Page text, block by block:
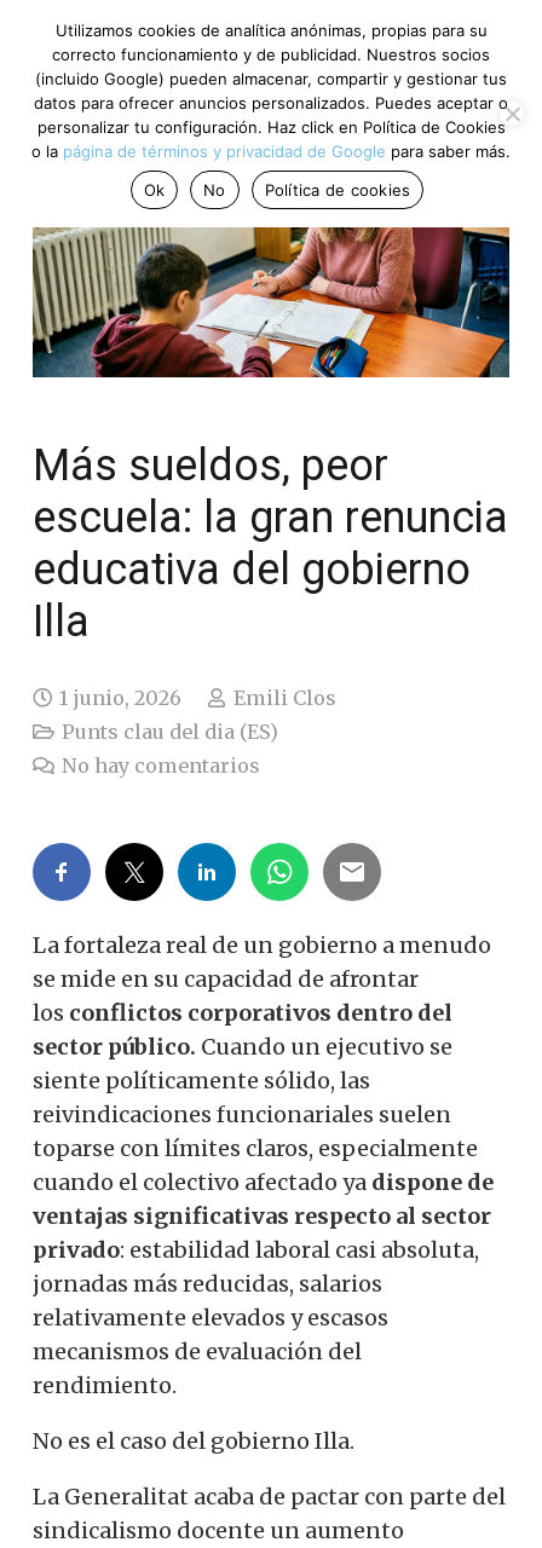
Más sueldos, peor
escuela: la gran renuncia
educativa del gobierno
Illa
1 junio, 2026
Emili Clos
Punts clau del dia (ES)
No hay comentarios
La fortaleza real de un gobierno a menudo
se mide en su capacidad de afrontar
los conflictos corporativos dentro del
sector público. Cuando un ejecutivo se
siente políticamente sólido, las
reivindicaciones funcionariales suelen
toparse con límites claros, especialmente
cuando el colectivo afectado ya dispone de
ventajas significativas respecto al sector
privado: estabilidad laboral casi absoluta,
jornadas más reducidas, salarios
relativamente elevados y escasos
mecanismos de evaluación del
rendimiento.
No es el caso del gobierno Illa.
La Generalitat acaba de pactar con parte del
sindicalismo docente un aumento
Utilizamos cookies de analítica anónimas, propias para su
correcto funcionamiento y de publicidad. Nuestros socios
(incluido Google) pueden almacenar, compartir y gestionar tus
datos para ofrecer anuncios personalizados. Puedes aceptar o
personalizar tu configuración. Haz click en Política de Cookies
o la página de términos y privacidad de Google para saber más.
Ok
No Política de cookies